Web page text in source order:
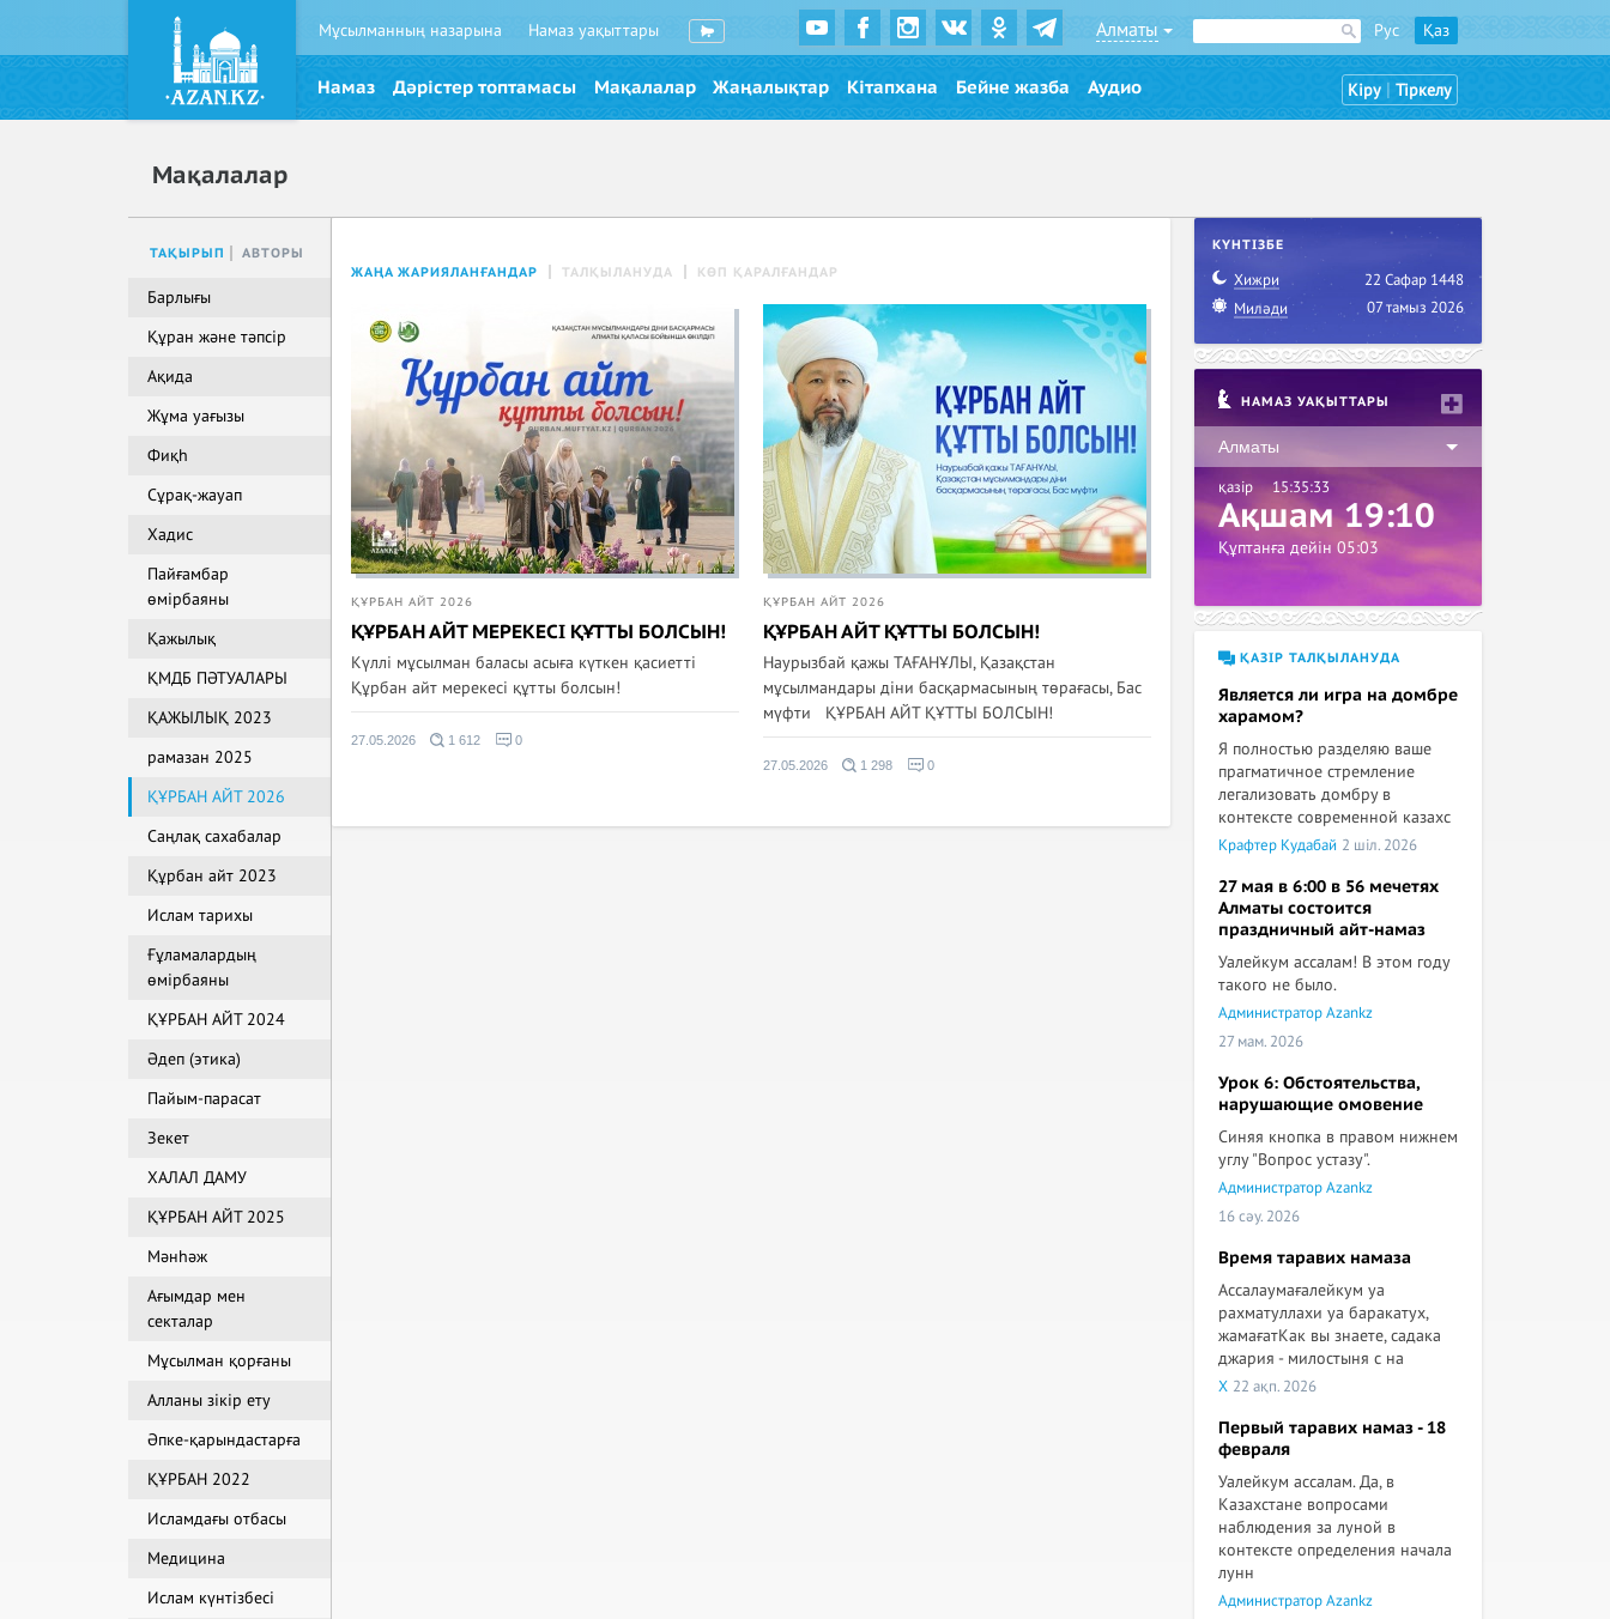
Мұсылманның назарына Намаз уақыттары Алматы Рус Қаз
Намаз Дәрістер топтамасы Мақалалар Жаңалықтар Кітапхана Бейне жазба Аудио Кіру | Тіркелу
Мақалалар
ТАҚЫРЫП АВТОРЫ
Барлығы
Құран және тәпсір
Ақида
Жұма уағызы
Фиқһ
Сұрақ-жауап
Хадис
Пайғамбар
өмірбаяны
Қажылық
ҚМДБ ПӘТУАЛАРЫ
ҚАЖЫЛЫҚ 2023
рамазан 2025
ҚҰРБАН АЙТ 2026
Саңлақ сахабалар
Құрбан айт 2023
Ислам тарихы
Ғұламалардың
өмірбаяны
ҚҰРБАН АЙТ 2024
Әдеп (этика)
Пайым-парасат
Зекет
ХАЛАЛ ДАМУ
ҚҰРБАН АЙТ 2025
Мәнһәж
Ағымдар мен
секталар
Мұсылман қорғаны
Алланы зікір ету
Әпке-қарындастарға
ҚҰРБАН 2022
Исламдағы отбасы
Медицина
Ислам күнтізбесі
ЖАҢА ЖАРИЯЛАНҒАНДАР ТАЛҚЫЛАНУДА КӨП ҚАРАЛҒАНДАР
ҚҰРБАН АЙТ 2026
ҚҰРБАН АЙТ МЕРЕКЕСІ ҚҰТТЫ БОЛСЫН!
Күллі мұсылман баласы асыға күткен қасиетті
Құрбан айт мерекесі құтты болсын!
27.05.2026 1 612 0
ҚҰРБАН АЙТ 2026
ҚҰРБАН АЙТ ҚҰТТЫ БОЛСЫН!
Наурызбай қажы ТАҒАНҰЛЫ, Қазақстан
мұсылмандары діни басқармасының төрағасы, Бас
мүфти ҚҰРБАН АЙТ ҚҰТТЫ БОЛСЫН!
27.05.2026 1 298 0
КҮНТІЗБЕ
Хижри
22 Сафар 1448
Миләди
07 тамыз 2026
НАМАЗ УАҚЫТТАРЫ
Алматы
қазір 15:35:34
Ақшам 19:10
Құптанға дейін 05:03
ҚАЗІР ТАЛҚЫЛАНУДА
Является ли игра на домбре
харамом?
Я полностью разделяю ваше
прагматичное стремление
легализовать домбру в
контексте современной казахс
Крафтер Кудабай 2 шіл. 2026
27 мая в 6:00 в 56 мечетях
Алматы состоится
праздничный айт-намаз
Уалейкум ассалам! В этом году
такого не было.
Администратор Azankz
27 мам. 2026
Урок 6: Обстоятельства,
нарушающие омовение
Синяя кнопка в правом нижнем
углу "Вопрос устазу".
Администратор Azankz
16 сәу. 2026
Время таравих намаза
Ассалаумағалейкум уа
рахматуллахи уа баракатух,
жамағатКак вы знаете, садака
джария - милостыня с на
X 22 ақп. 2026
Первый таравих намаз - 18
февраля
Уалейкум ассалам. Да, в
Казахстане вопросами
наблюдения за луной в
контексте определения начала
лунн
Администратор Azankz